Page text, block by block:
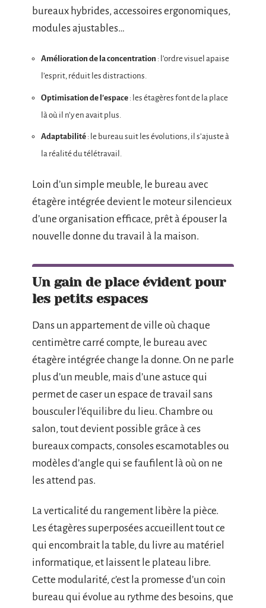
bureaux hybrides, accessoires ergonomiques,
modules ajustables…
Amélioration de la concentration : l’ordre visuel apaise
l’esprit, réduit les distractions.
Optimisation de l’espace : les étagères font de la place
là où il n’y en avait plus.
Adaptabilité : le bureau suit les évolutions, il s’ajuste à
la réalité du télétravail.
Loin d’un simple meuble, le bureau avec
étagère intégrée devient le moteur silencieux
d’une organisation efficace, prêt à épouser la
nouvelle donne du travail à la maison.
Un gain de place évident pour
les petits espaces
Dans un appartement de ville où chaque
centimètre carré compte, le bureau avec
étagère intégrée change la donne. On ne parle
plus d’un meuble, mais d’une astuce qui
permet de caser un espace de travail sans
bousculer l’équilibre du lieu. Chambre ou
salon, tout devient possible grâce à ces
bureaux compacts, consoles escamotables ou
modèles d’angle qui se faufilent là où on ne
les attend pas.
La verticalité du rangement libère la pièce.
Les étagères superposées accueillent tout ce
qui encombrait la table, du livre au matériel
informatique, et laissent le plateau libre.
Cette modularité, c’est la promesse d’un coin
bureau qui évolue au rythme des besoins, que